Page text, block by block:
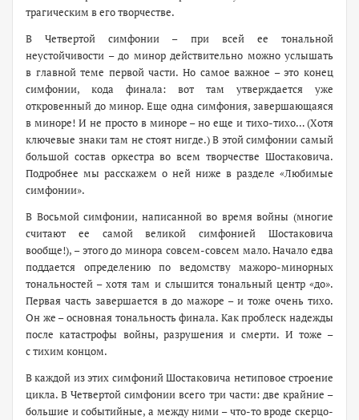
трагическим в его творчестве.
В Четвертой симфонии – при всей ее тональной
неустойчивости – до минор действительно можно услышать
в главной теме первой части. Но самое важное – это конец
симфонии, кода финала: вот там утверждается уже
откровенный до минор. Еще одна симфония, завершающаяся
в миноре! И не просто в миноре – но еще и тихо-тихо… (Хотя
ключевые знаки там не стоят нигде.) В этой симфонии самый
большой состав оркестра во всем творчестве Шостаковича.
Подробнее мы расскажем о ней ниже в разделе «Любимые
симфонии».
В Восьмой симфонии, написанной во время войны (многие
считают ее самой великой симфонией Шостаковича
вообще!), – этого до минора совсем-совсем мало. Начало едва
поддается определению по ведомству мажоро-минорных
тональностей – хотя там и слышится тональный центр «до».
Первая часть завершается в до мажоре – и тоже очень тихо.
Он же – основная тональность финала. Как проблеск надежды
после катастрофы войны, разрушения и смерти. И тоже –
с тихим концом.
В каждой из этих симфоний Шостаковича нетиповое строение
цикла. В Четвертой симфонии всего три части: две крайние –
большие и событийные, а между ними – что-то вроде скерцо-